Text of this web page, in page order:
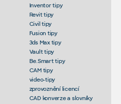
Inventor tipy
Revit tipy
Civil tipy
Fusion tipy
3ds Max tipy
Vault tipy
Be.Smart tipy
CAM tipy
video-tipy
zprovoznění licencí
CAD konverze a slovníky